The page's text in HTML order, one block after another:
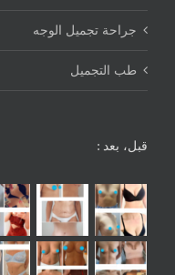
جراحة تجميل الوجه
طب التجميل
قبل، بعد :